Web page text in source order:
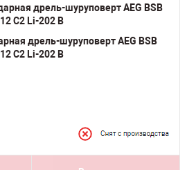
дрель-шуруповерт AEG BSB
12 C2 Li-202 B